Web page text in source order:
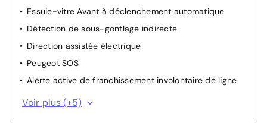
Essuie-vitre Avant à déclenchement automatique
Détection de sous-gonflage indirecte
Direction assistée électrique
Peugeot SOS
Alerte active de franchissement involontaire de ligne
Airbags frontaux conducteur et passager adaptatifs
(passager neutralisable pAR clé), airbags latéraux
Voir plus (+5)